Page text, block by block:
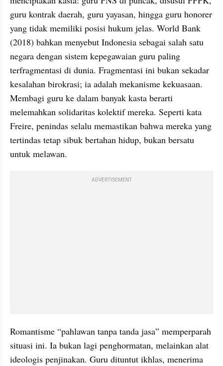
guru kontrak daerah, guru yayasan, hingga guru honorer
yang tidak memiliki posisi hukum jelas. World Bank
(2018) bahkan menyebut Indonesia sebagai salah satu
negara dengan sistem kepegawaian guru paling
terfragmentasi di dunia. Fragmentasi ini bukan sekadar
kesalahan birokrasi; ia adalah mekanisme kekuasaan.
Membagi guru ke dalam banyak kasta berarti
melemahkan solidaritas kolektif mereka. Seperti kata
Freire, penindas selalu memastikan bahwa mereka yang
tertindas tetap sibuk bertahan hidup, bukan bersatu
untuk melawan.
ADVERTISEMENT
Romantisme “pahlawan tanpa tanda jasa” memperparah
situasi ini. Ia bukan lagi penghormatan, melainkan alat
ideologis penjinakan. Guru dituntut ikhlas, menerima